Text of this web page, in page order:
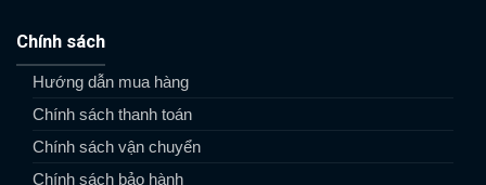
Chính sách
Hướng dẫn mua hàng
Chính sách thanh toán
Chính sách vận chuyển
Chính sách bảo hành